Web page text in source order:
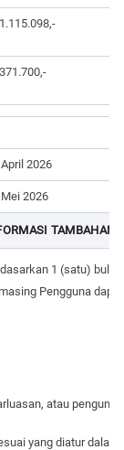
2026
Mei 2026
TAMBAHAN
1 (satu)
Pengguna
atau
yang diatur